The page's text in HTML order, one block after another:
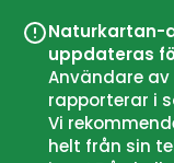
Naturkartan-
uppdateras
Användare
rapporterar i
Vi
helt från sin